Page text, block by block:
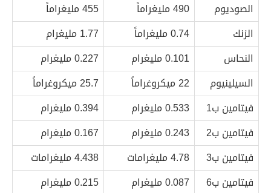
الصوديوم
490 مليغراماً
455 مليغراماً
الزنك
0.74 مليغراماً
1.77 مليغرام
النحاس
0.101 مليغرام
0.227 مليغرام
السيلينيوم
22 ميكروغراماً
25.7 ميكروغراماً
فيتامين ب1
0.533 مليغرام
0.394 مليغرام
فيتامين ب2
0.243 مليغرام
0.167 مليغرام
فيتامين ب3
4.78 مليغرامات
4.438 مليغرامات
فيتامين ب6
0.087 مليغرام
0.215 مليغرام